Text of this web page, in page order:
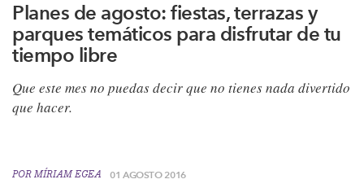
Planes de agosto: fiestas, terrazas y
parques temáticos para disfrutar de tu
tiempo libre
​Que este mes no puedas decir que no tienes nada divertido
que hacer.
POR MÍRIAM EGEA 01 AGOSTO 2016